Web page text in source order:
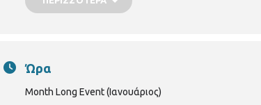
Ώρα
Month Long Event (Ιανουάριος)